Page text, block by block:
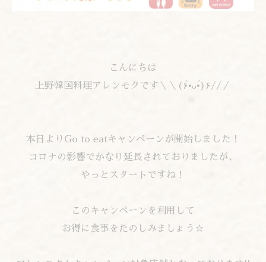
こんにちは
上野韓国料理アレンモクです＼＼(۶•̀ᴗ•́)۶//／
本日よりGo to eatキャンペーンが開始しました！
コロナの影響でかなり延長されておりましたが、
やっとスタートですね！
このキャンペーンを利用して
お得に食事をたのしみましょう☆